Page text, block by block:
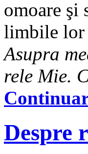
omoare şi
limbile lor
Asupra
rele Mie.
Despre